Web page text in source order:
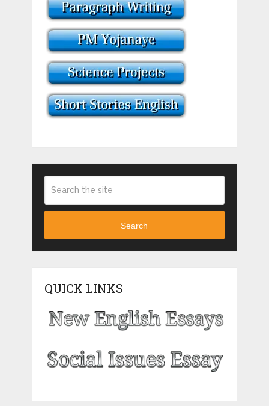
Search
QUICK LINKS